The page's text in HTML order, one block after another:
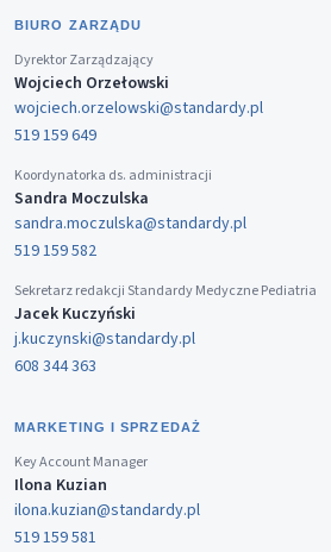
BIURO ZARZĄDU
Dyrektor Zarządzający
Wojciech Orzełowski
wojciech.orzelowski@standardy.pl
519 159 649
Koordynatorka ds. administracji
Sandra Moczulska
sandra.moczulska@standardy.pl
519 159 582
Sekretarz redakcji Standardy Medyczne Pediatria
Jacek Kuczyński
j.kuczynski@standardy.pl
608 344 363
MARKETING I SPRZEDAŻ
Key Account Manager
Ilona Kuzian
ilona.kuzian@standardy.pl
519 159 581